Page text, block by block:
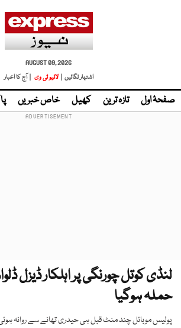
AUGUST 09, 2026
اشتہار لگائیں |
لائیو ٹی وی | آج کا اخبار
صفحۂ اول تازہ ترین کھیل خاص خبریں
لنڈی کوتل چورنگی پر اہلکار ڈیزل
حملہ ہوگیا